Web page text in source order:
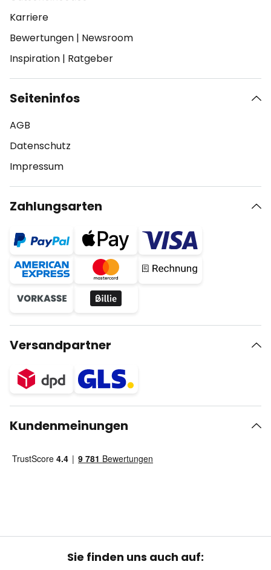
Karriere
Bewertungen | Newsroom
Inspiration | Ratgeber
Seiteninfos
AGB
Datenschutz
Impressum
Zahlungsarten
Versandpartner
Kundenmeinungen
Sie finden uns auch auf: